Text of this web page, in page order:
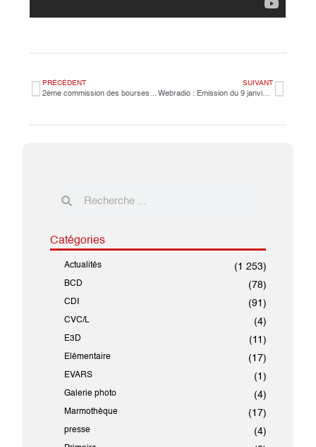
PRÉCÉDENT
2ème commission des bourses scolaire 2019-2020
SUIVANT
Webradio : Emission du 9 janvier sur le réchauffement climatique.
Catégories
Actualités (1 253)
BCD (78)
CDI (91)
CVC/L (4)
E3D (11)
Elémentaire (17)
EVARS (1)
Galerie photo (4)
Marmothèque (17)
presse (4)